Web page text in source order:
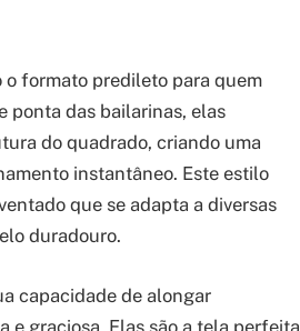
o formato predileto para quem
ponta das bailarinas, elas
do quadrado, criando uma
instantâneo. Este estilo
que se adapta a diversas
duradouro.
capacidade de alongar